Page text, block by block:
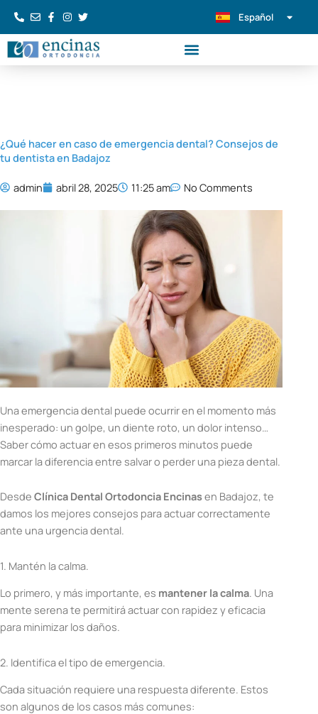
contenido
Español
Português
¿Qué hacer en caso de emergencia dental? Consejos de
tu dentista en Badajoz
admin abril 28, 2025 11:25 am No Comments
Una emergencia dental puede ocurrir en el momento más
inesperado: un golpe, un diente roto, un dolor intenso…
Saber cómo actuar en esos primeros minutos puede
marcar la diferencia entre salvar o perder una pieza dental.
Desde Clínica Dental Ortodoncia Encinasen Badajoz, te
damos los mejores consejos para actuar correctamente
ante una urgencia dental.
1. Mantén la calma.
Lo primero, y más importante, es mantener la calma. Una
mente serena te permitirá actuar con rapidez y eficacia
para minimizar los daños.
2. Identifica el tipo de emergencia.
Cada situación requiere una respuesta diferente. Estos
son algunos de los casos más comunes: